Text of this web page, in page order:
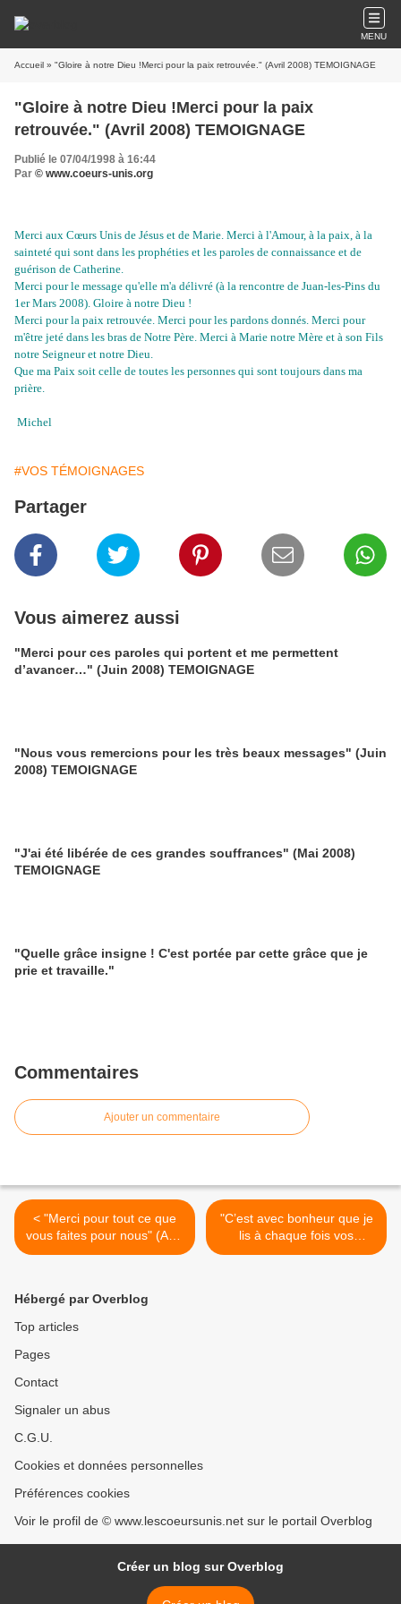
MENU
Accueil » "Gloire à notre Dieu !Merci pour la paix retrouvée." (Avril 2008) TEMOIGNAGE
"Gloire à notre Dieu !Merci pour la paix
retrouvée." (Avril 2008) TEMOIGNAGE
Publié le 07/04/1998 à 16:44
Par © www.coeurs-unis.org
Merci aux Cœurs Unis de Jésus et de Marie. Merci à l'Amour, à la paix, à la
sainteté qui sont dans les prophéties et les paroles de connaissance et de
guérison de Catherine.
Merci pour le message qu'elle m'a délivré (à la rencontre de Juan-les-Pins du
1er Mars 2008). Gloire à notre Dieu !
Merci pour la paix retrouvée. Merci pour les pardons donnés. Merci pour
m'être jeté dans les bras de Notre Père. Merci à Marie notre Mère et à son Fils
notre Seigneur et notre Dieu.
Que ma Paix soit celle de toutes les personnes qui sont toujours dans ma
prière.
Michel
#VOS TÉMOIGNAGES
Partager
Vous aimerez aussi
"Merci pour ces paroles qui portent et me permettent
d’avancer…" (Juin 2008) TEMOIGNAGE
"Nous vous remercions pour les très beaux messages" (Juin
2008) TEMOIGNAGE
"J'ai été libérée de ces grandes souffrances" (Mai 2008)
TEMOIGNAGE
"Quelle grâce insigne ! C'est portée par cette grâce que je
prie et travaille."
Commentaires
Ajouter un commentaire
< "Merci pour tout ce que
vous faites pour nous" (Avril
2008) TEMOIGNAGE
"C’est avec bonheur que je
lis à chaque fois vos
brochures."(Mai 2008)
Hébergé par Overblog
Top articles
Pages
Contact
Signaler un abus
C.G.U.
Cookies et données personnelles
Préférences cookies
Voir le profil de © www.lescoeursunis.net sur le portail Overblog
Créer un blog sur Overblog